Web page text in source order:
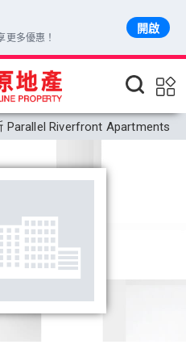
Parallel Riverfront Apartments
更多優惠！
開啟